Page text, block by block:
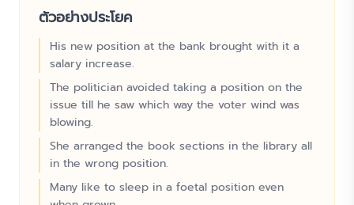
ตัวอย่างประโยค
His new position at the bank brought with it a
salary increase.
The politician avoided taking a position on the
issue till he saw which way the voter wind was
blowing.
She arranged the book sections in the library all
in the wrong position.
Many like to sleep in a foetal position even